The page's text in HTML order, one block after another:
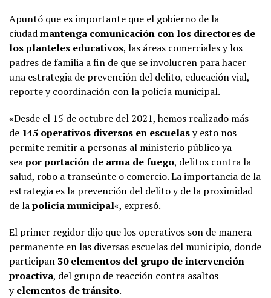
Apuntó que es importante que el gobierno de la
ciudadmantenga comunicación con los directores de
los planteles educativos, las áreas comerciales y los
padres de familia a fin de que se involucren para hacer
una estrategia de prevención del delito, educación vial,
reporte y coordinación con la policía municipal.
«Desde el 15 de octubre del 2021, hemos realizado más
de 145 operativos diversos en escuelasy esto nos
permite remitir a personas al ministerio público ya
seapor portación de arma de fuego, delitos contra la
salud, robo a transeúnte o comercio. La importancia de la
estrategia es la prevención del delito y de la proximidad
de lapolicía municipal«, expresó.
El primer regidor dijo que los operativos son de manera
permanente en las diversas escuelas del municipio, donde
participan 30 elementos del grupo de intervención
proactiva, del grupo de reacción contra asaltos
yelementos de tránsito.